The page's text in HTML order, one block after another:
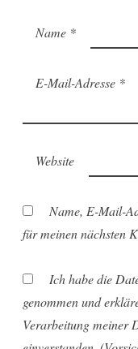
Name *
E-Mail-Adresse *
Website
Name, E-Mail-
für meinen nächsten
Ich habe die
genommen und
Verarbeitung meiner